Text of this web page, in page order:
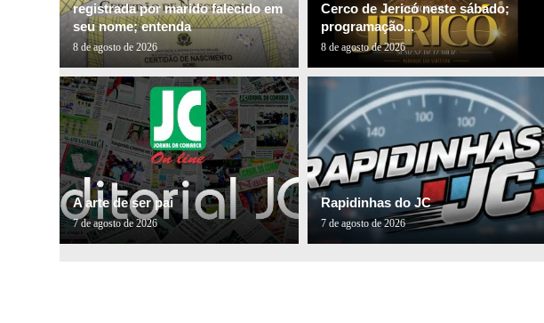
registrada por marido falecido em
seu nome; entenda
8 de agosto de 2026
Cerco de Jericó neste sábado;
programação...
8 de agosto de 2026
A arte de ser pai
7 de agosto de 2026
Rapidinhas do JC
7 de agosto de 2026